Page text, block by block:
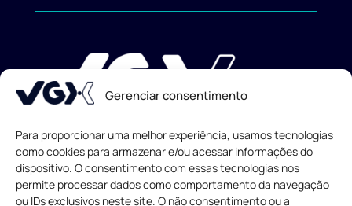
Gerenciar consentimento
Para proporcionar uma melhor experiência, usamos tecnologias
como cookies para armazenar e/ou acessar informações do
dispositivo. O consentimento com essas tecnologias nos
permite processar dados como comportamento da navegação
ou IDs exclusivos neste site. O não consentimento ou a
Todos os direitos reservados© 2013-2026